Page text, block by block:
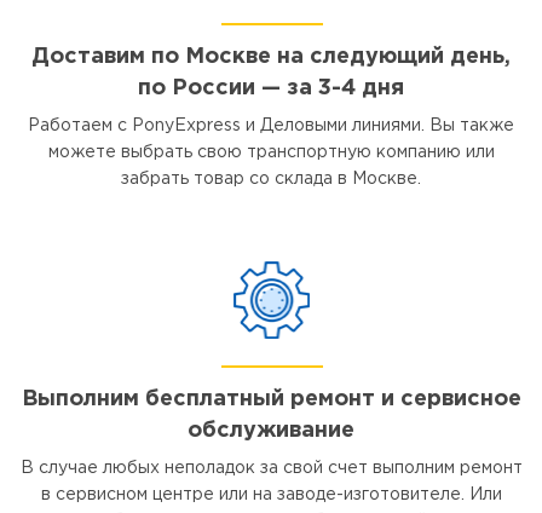
Доставим по Москве на следующий день,
по России — за 3-4 дня
Работаем с PonyExpress и Деловыми линиями. Вы также
можете выбрать свою транспортную компанию или
забрать товар со склада в Москве.
Выполним бесплатный ремонт и сервисное
обслуживание
В случае любых неполадок за свой счет выполним ремонт
в сервисном центре или на заводе-изготовителе. Или